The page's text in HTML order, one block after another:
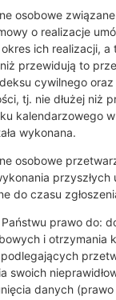
osobowe
o realizacje
ich realizacji,
niż przewidują to
cywilnego
tj. nie dłużej niż
kalendarzowego
wykonana.
osobowe
przyszłych
do czasu
Państwu prawo do:
i otrzymania
swoich
danych